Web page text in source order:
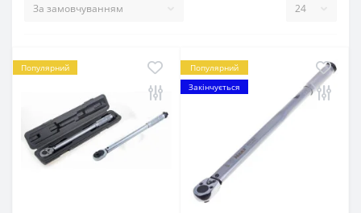
Популярний
Популярний
Закінчується